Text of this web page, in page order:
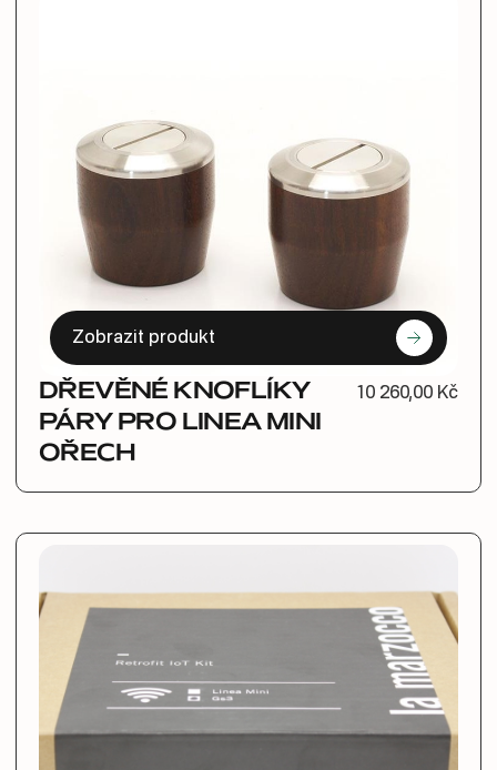
Zobrazit produkt
DŘEVĚNÉ KNOFLÍKY
PÁRY PRO LINEA MINI
OŘECH
10 260,00 Kč